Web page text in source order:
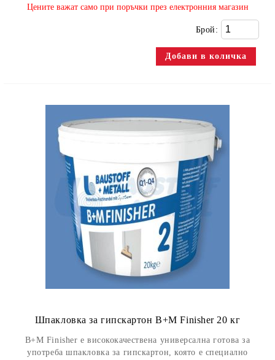
​Цените важат само при поръчки през електронния магазин
Брой:
Шпакловка за гипскартон B+M Finisher 20 кг
B+M Finisher е висококачествена универсална готова за
употреба шпакловка за гипскартон, която е специално